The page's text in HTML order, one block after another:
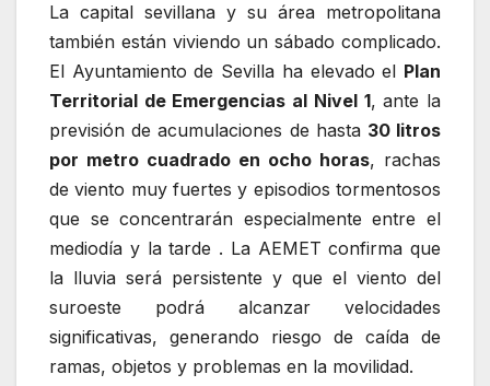
La capital sevillana y su área metropolitana
también están viviendo un sábado complicado.
El Ayuntamiento de Sevilla ha elevado el Plan
Territorial de Emergencias al Nivel 1, ante la
previsión de acumulaciones de hasta 30 litros
por metro cuadrado en ocho horas, rachas
de viento muy fuertes y episodios tormentosos
que se concentrarán especialmente entre el
mediodía y la tarde . La AEMET confirma que
la lluvia será persistente y que el viento del
suroeste podrá alcanzar velocidades
significativas, generando riesgo de caída de
ramas, objetos y problemas en la movilidad.